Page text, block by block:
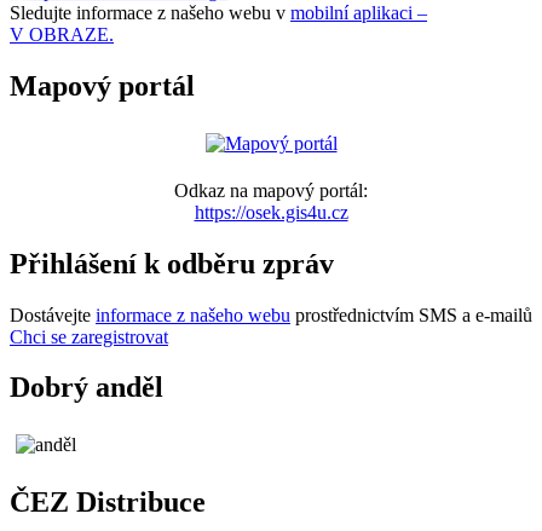
Sledujte informace z našeho webu v mobilní aplikaci –
V OBRAZE.
Mapový portál
Odkaz na mapový portál:
https://osek.gis4u.cz
Přihlášení k odběru zpráv
Dostávejte informace z našeho webu prostřednictvím SMS a e-mailů
Chci se zaregistrovat
Dobrý anděl
ČEZ Distribuce